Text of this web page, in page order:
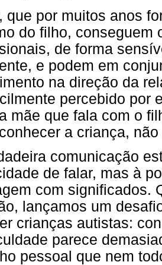
que por muitos anos
do filho, conseguem
de forma
e podem em
na direção da
percebido por
mãe que fala com o
a criança,
comunicação
de falar, mas à
com significados.
lançamos um
crianças autistas:
parece
pessoal que nem